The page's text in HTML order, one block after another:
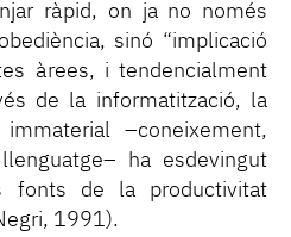
ràpid, on ja no només
sinó “implicació
àrees, i tendencialment
de la informatització, la
–coneixement,
ha esdevingut
fonts de la productivitat
1991).